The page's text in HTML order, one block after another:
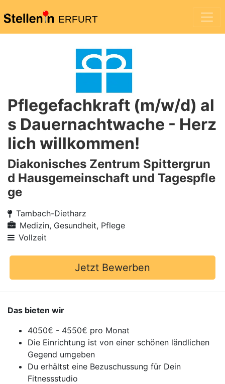
ERFURT
Pflegefachkraft (m/w/d) al
s Dauernachtwache - Herz
lich willkommen!
Diakonisches Zentrum Spittergrun
d Hausgemeinschaft und Tagespfle
ge
Tambach-Dietharz
Medizin, Gesundheit, Pflege
Vollzeit
Jetzt Bewerben
Das bieten wir
4050€ - 4550€ pro Monat
Die Einrichtung ist von einer schönen ländlichen
Gegend umgeben
Du erhältst eine Bezuschussung für Dein
Fitnessstudio